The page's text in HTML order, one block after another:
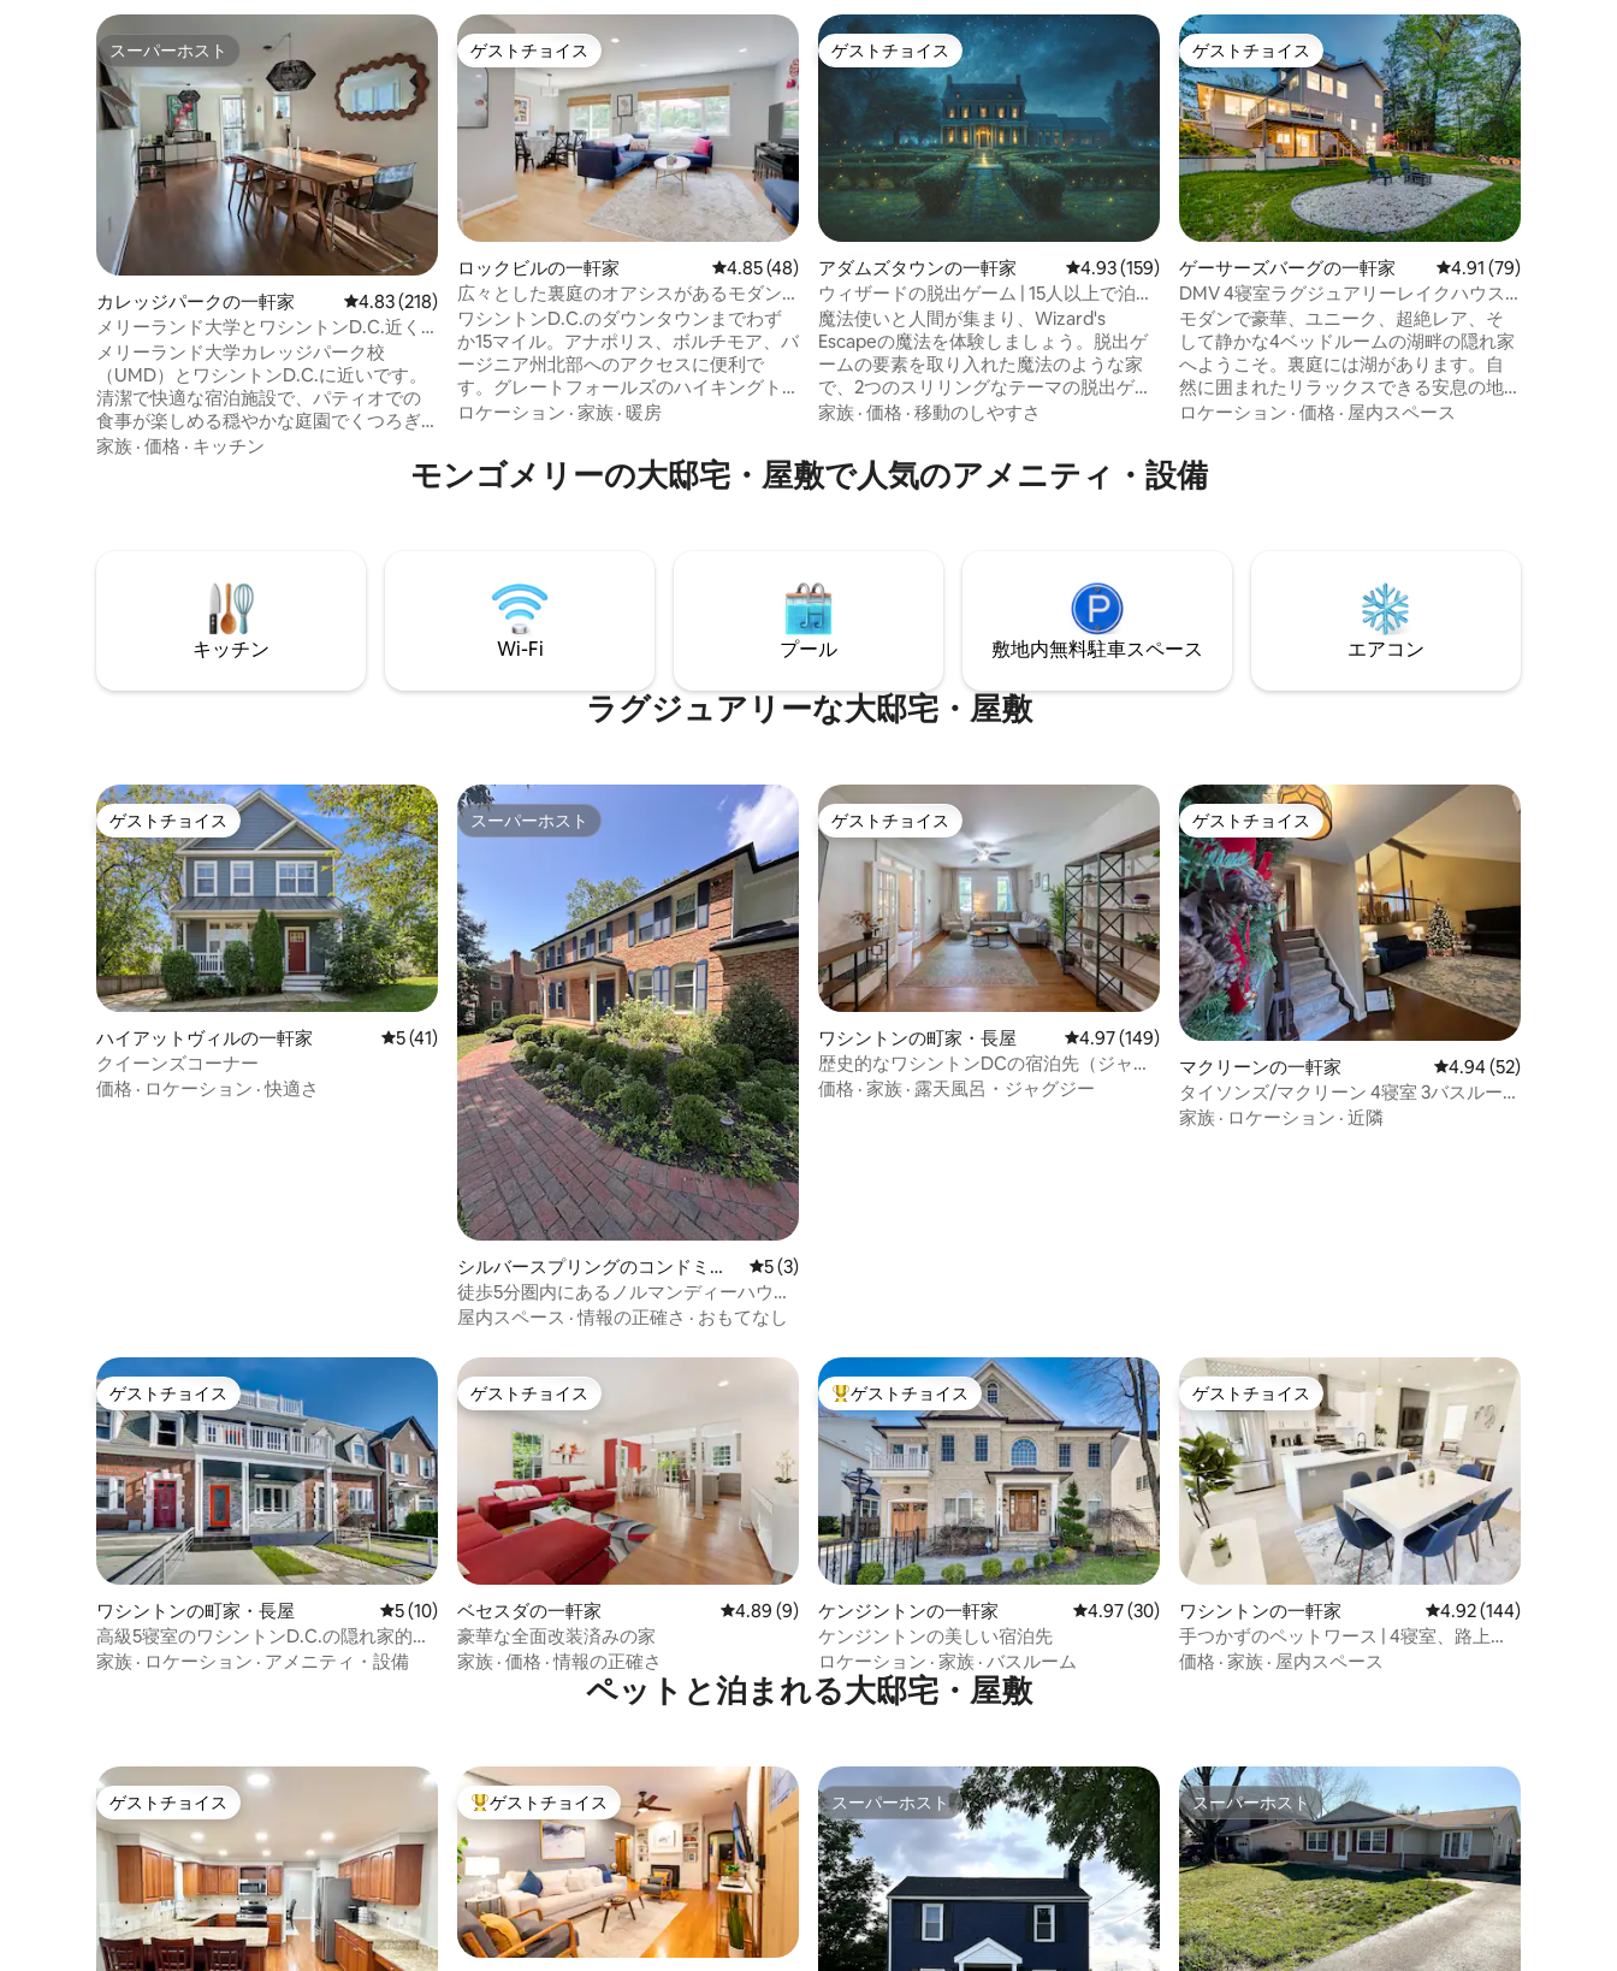
スーパーホスト
スーパーホスト
カレッジパークの一軒家 レビュー218件、5つ星中4.83つ星の平均評価
4.83 (218)
メリーランド大学とワシントンD.C.近く
の4ベッドルーム | 庭 + 焚き火台 + 駐車場
メリーランド大学カレッジパーク校
（UMD）とワシントンD.C.に近いです。
清潔で快適な宿泊施設で、パティオでの
食事が楽しめる穏やかな庭園でくつろぎ
ましょう。 300MのWi-Fiとプロ仕様のキ
ッチン／チャーコールグリルで、時間と
にアクセスできますが、これらの交通機
関が存在することすら気づかないほど静
かです。裏庭の滝とファイヤーピットの
周りには、数百種類の在来植物を植えま
ドをつけておくこと。 料金はゲストの人
家族 · 価格 · キッチン
ゲストチョイス
ゲストチョイス
ロックビルの一軒家 レビュー48件、5つ星中4.85つ星の平均評価
4.85 (48)
広々とした裏庭のオアシスがあるモダン
なファミリーホーム
ワシントンD.C.のダウンタウンまでわず
か15マイル。アナポリス、ボルチモア、バ
ージニア州北部へのアクセスに便利で
す。グレートフォールズのハイキングト
レイルやロッククリークパークの景勝の
ンレベルの寝室3部屋+浴室2部屋（1段
階） フェンス付きの裏庭 屋外ダイニング/
ーム2部屋 折りたたみ式ベビーベッド 設備
の整ったキッチン 洗濯機や乾燥機 私道駐
車スペース1台分と十分な路上駐車スペー
ロケーション · 家族 · 暖房
ゲストチョイス
ゲストチョイス
アダムズタウンの一軒家 レビュー159件、5つ星中4.93つ星の平均評価
4.93 (159)
ウィザードの脱出ゲーム | 15人以上で泊ま
れる | 2つの脱出ゲームとプール
魔法使いと人間が集まり、Wizard's
Escapeの魔法を体験しましょう。脱出ゲ
ームの要素を取り入れた魔法のような家
で、2つのスリリングなテーマの脱出ゲー
ムに没頭しましょう。大人数の家族の集
最適です。城内全体で行われる魔法の宝
探しに何時間も費やして、7つの重要な鍵
の場合は、隣の「Gamekeeper's Hut」を
ご予約ください。
家族 · 価格 · 移動のしやすさ
ゲストチョイス
ゲストチョイス
ゲーサーズバーグの一軒家 レビュー79件、5つ
4.91 (79)
DMV 4寝室ラグジュアリーレイクハウス -
ゲームルーム、ファイヤーピット
モダンで豪華、ユニーク、超絶レア、そ
して静かな4ベッドルームの湖畔の隠れ家
へようこそ。裏庭には湖があります。自
然に囲まれたリラックスできる安息の地
でありながら、賑やかな街にも近いで
ン、ショッピングまで数分。 寝室4室、フ
ルバスルーム4室、リビング/ファミリー
い。アメニティが充実しています。ご家
族と楽しいひと時をお過ごしください。
ロケーション · 価格 · 屋内スペース
モンゴメリーの大邸宅・屋敷で人気のアメニティ・設備
キッチン Wi-Fi プール 敷地内無料駐⁠車ス⁠ペ⁠ー⁠ス エアコン
ラグジュアリーな大邸宅・屋敷
ゲストチョイス
ゲストチョイス
ハイアットヴィルの一軒家 レビュー41件、5つ星中5つ星の平均評価
5 (41)
クイーンズコーナー
価格 · ロケーション ·快適さ
スーパーホスト
スーパーホスト
シルバースプリングのコンドミニ
アム
レビュー3件、5つ星中5つ星の平均評価
5 (3)
徒歩5分圏内にあるノルマンディーハウス
病院
屋内スペース ·情報の正確さ · おもてなし
ゲストチョイス
ゲストチョイス
ワシントンの町家・長屋 レビュー149件、5つ星中4.97つ星の平均評価
4.97 (149)
歴史的なワシントンDCの宿泊先（ジャグ
ジー付き）| 12人宿泊可能
価格 · 家族 · 露天風呂・ジャグジー
ゲストチョイス
ゲストチョイス
マクリーンの一軒家 レビュー52件、5つ星
4.94 (52)
タイソンズ/マクリーン 4寝室 3バスルーム
3000平方フィート以上の豪華なリビング
家族 · ロケーション · 近隣
ゲストチョイス
ゲストチョイス
ワシントンの町家・長屋 レビュー10件、5つ星中5つ星の平均評価
5 (10)
高級5寝室のワシントンD.C.の隠れ家的な
宿泊先 | 4階建て + 駐車場
家族 · ロケーション · アメニティ・設備
ゲストチョイス
ゲストチョイス
ベセスダの一軒家 レビュー9件、5つ星中4.89つ星の平均評価
4.89 (9)
豪華な全面改装済みの家
家族 · 価格 ·情報の正確さ
大好評のゲストチョイスです。
ゲストチョイス
ケンジントンの一軒家 レビュー30件、5つ星中4.97つ星の平均評価
4.97 (30)
ケンジントンの美しい宿泊先
ロケーション · 家族 · バスルーム
ゲストチョイス
ゲストチョイス
ワシントンの一軒家 レビュー144件、5つ
4.92 (144)
手つかずのペットワース | 4寝室、路上駐
車場、デッキ
価格 · 家族 · 屋内スペース
ペットと泊まれる大邸宅・屋敷
ゲストチョイス
ゲストチョイス 大好評のゲストチョイスです。
ゲストチョイス スーパーホスト
スーパーホスト スーパーホスト
スーパーホスト